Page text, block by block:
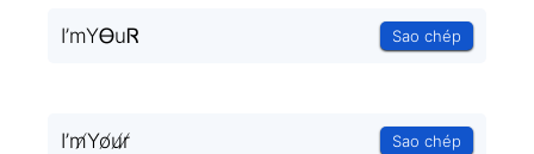
I’mYᎾuᏒ Sao chép
I’m̸Yo̸u̸r̸ Sao chép